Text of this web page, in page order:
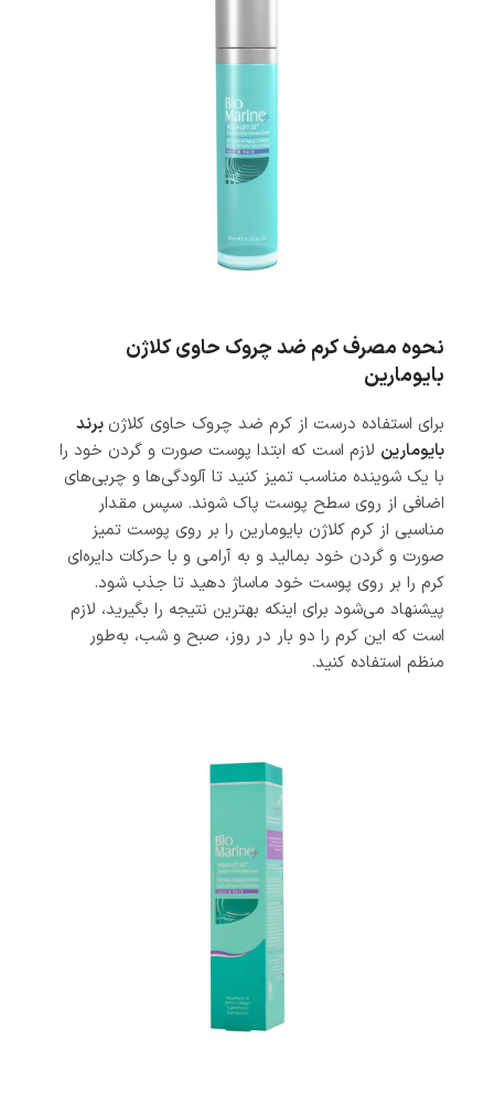
نحوه مصرف کرم ضد چروک حاوی کلاژن
بایومارین
برای استفاده درست از کرم ضد چروک حاوی کلاژن برند
بایومارین لازم است که ابتدا پوست صورت و گردن خود را
با یک شوینده مناسب تمیز کنید تا آلودگی‌ها و چربی‌های
اضافی از روی سطح پوست پاک شوند. سپس مقدار
مناسبی از کرم کلاژن بایومارین را بر روی پوست تمیز
صورت و گردن خود بمالید و به آرامی و با حرکات دایره‌ای
کرم را بر روی پوست خود ماساژ دهید تا جذب شود.
پیشنهاد می‌شود برای اینکه بهترین نتیجه را بگیرید، لازم
است که این کرم را دو بار در روز، صبح و شب، به‌طور
منظم استفاده کنید.